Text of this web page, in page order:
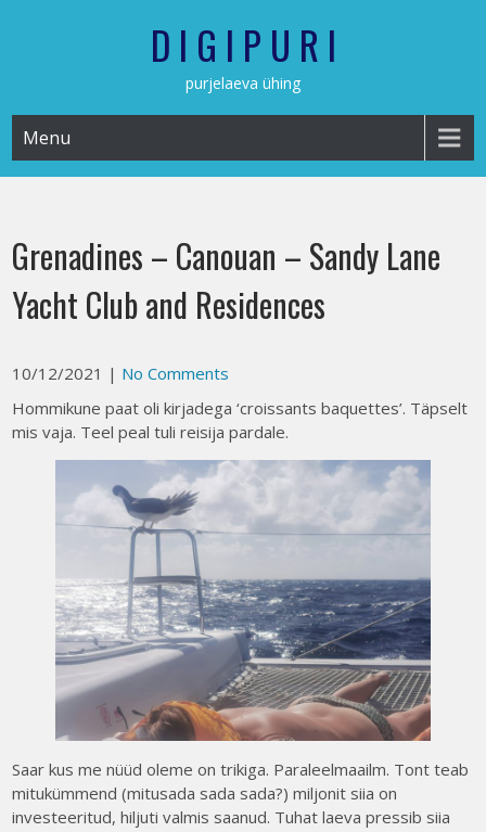
D I G I P U R I
purjelaeva ühing
Menu
Grenadines – Canouan – Sandy Lane
Yacht Club and Residences
10/12/2021 | No Comments
Hommikune paat oli kirjadega ‘croissants baquettes’. Täpselt
mis vaja. Teel peal tuli reisija pardale.
Saar kus me nüüd oleme on trikiga. Paraleelmaailm. Tont teab
mitukümmend (mitusada sada sada?) miljonit siia on
investeeritud, hiljuti valmis saanud. Tuhat laeva pressib siia